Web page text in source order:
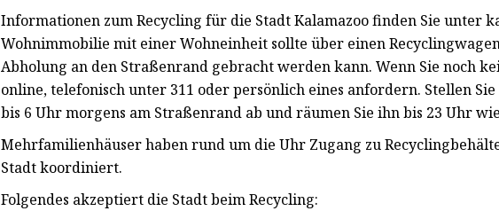
Informationen zum Recycling für die Stadt Kalamazoo finden Sie unter
Wohnimmobilie mit einer Wohneinheit sollte über einen
Abholung an den Straßenrand gebracht werden kann. Wenn Sie noch
online, telefonisch unter 311 oder persönlich eines anfordern. Stellen
bis 6 Uhr morgens am Straßenrand ab und räumen Sie ihn bis 23 Uhr
Mehrfamilienhäuser haben rund um die Uhr Zugang zu
Stadt koordiniert.
Folgendes akzeptiert die Stadt beim Recycling: